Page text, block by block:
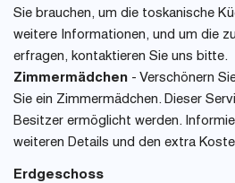
Sie brauchen, um die toskanische
weitere Informationen, und um die
erfragen, kontaktieren Sie uns bitte.
Zimmermädchen - Verschönern
Sie ein Zimmermädchen. Dieser
Besitzer ermöglicht werden.
weiteren Details und den extra
Erdgeschoss